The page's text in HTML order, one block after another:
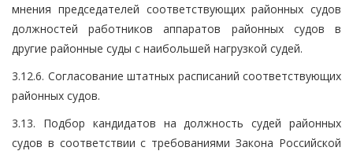
мнения председателей соответствующих районных судов
должностей работников аппаратов районных судов в
другие районные суды с наибольшей нагрузкой судей.
3.12.6. Согласование штатных расписаний соответствующих
районных судов.
3.13. Подбор кандидатов на должность судей районных
судов в соответствии с требованиями Закона Российской